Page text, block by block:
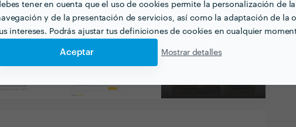
tener en cuenta que el uso de cookies permite la personalización de la
y de la presentación de servicios, así como la adaptación de la
intereses. Podrás ajustar tus definiciones de cookies en cualquier
Aceptar Mostrar detalles